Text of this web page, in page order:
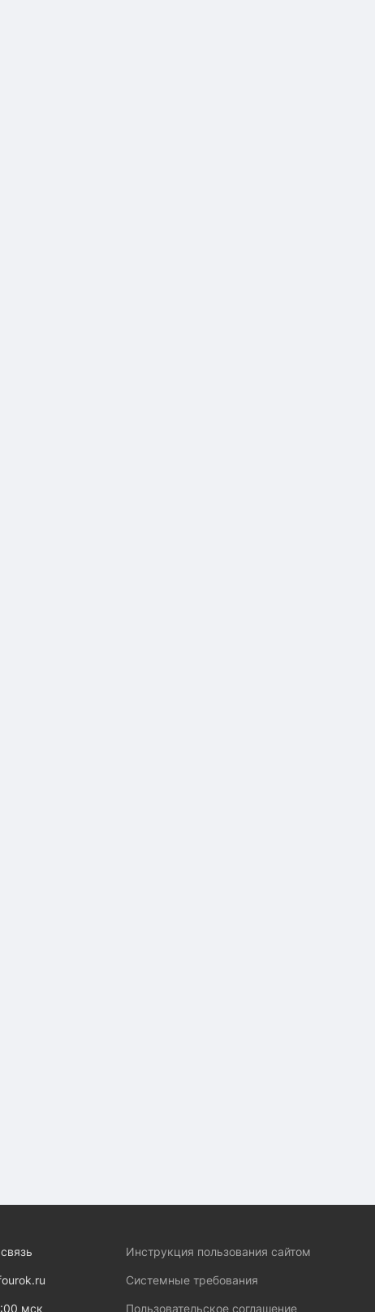
мск
Инструкция пользования сайтом
Системные требования
Пользовательское соглашение